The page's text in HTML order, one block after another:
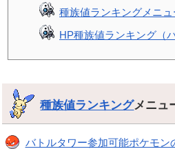
種族値ランキングメニュ
HP種族値ランキング（
種族値ランキングメニュ
バトルタワー参加可能ポケモ